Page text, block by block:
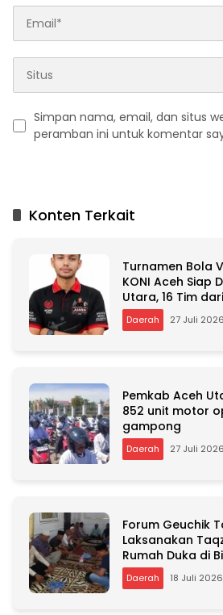
Simpan nama, email, dan situs
peramban ini untuk komentar
e Konten Terkait
Turnamen Bola
KONI Aceh Siap
Utara, 16 Tim
Ambil Bagian
Daerah 27 Juli 2026
Pemkab Aceh
852 unit motor
gampong
Daerah 27 Juli 2026
Forum Geuchik
Laksanakan
Rumah Duka di
Daerah 18 Juli 2026